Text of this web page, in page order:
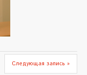
Следующая запись »